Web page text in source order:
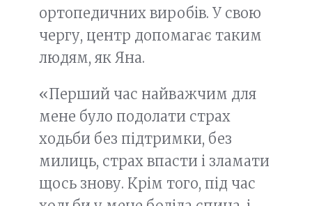
ортопедичних виробів. У свою
чергу, центр допомагає таким
людям, як Яна.
«Перший час найважчим для
мене було подолати страх
ходьби без підтримки, без
милиць, страх впасти і зламати
щось знову. Крім того, під час